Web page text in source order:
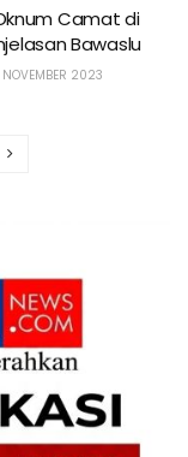
Camat di
Bawaslu
NOVEMBER 2023